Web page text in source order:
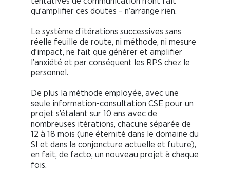
qu’amplifier ces doutes – n’arrange rien.
Le système d’itérations successives sans
réelle feuille de route, ni méthode, ni mesure
d’impact, ne fait que générer et amplifier
l’anxiété et par conséquent les RPS chez le
personnel.
De plus la méthode employée, avec une
seule information-consultation CSE pour un
projet s’étalant sur 10 ans avec de
nombreuses itérations, chacune séparée de
12 à 18 mois (une éternité dans le domaine du
SI et dans la conjoncture actuelle et future),
en fait, de facto, un nouveau projet à chaque
fois.